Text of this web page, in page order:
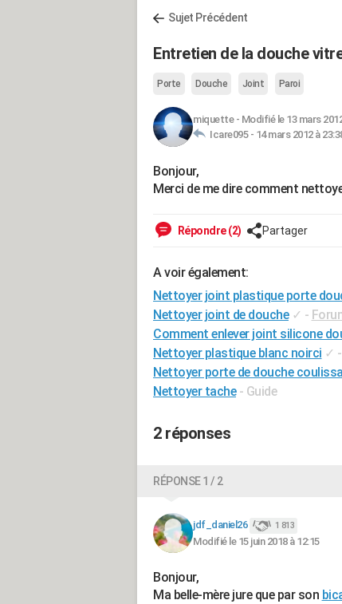
Sujet Précédent
Entretien de la douche
Porte Douche Joint Paroi
miquette- Modifié le 13 mars
Icare095 - 14 mars 2012 à
Bonjour,
Merci de me dire comment
Répondre (2) Partager
A voir également:
Nettoyer joint plastique porte
Nettoyer joint de douche ✓ -
Comment enlever joint silicone
Nettoyer plastique blanc noirci ✓ -
Nettoyer porte de douche
Nettoyer tache - Guide
2 réponses
RÉPONSE 1 / 2
jdf_daniel26 1 813
Modifié le 15 juin 2018 à 12:15
Bonjour,
Ma belle-mère jure que par son